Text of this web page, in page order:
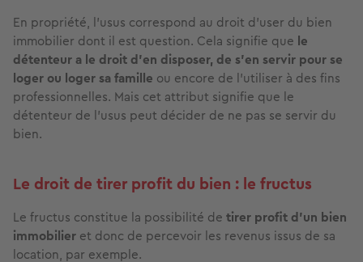
En propriété, l’usus correspond au droit d’user du bien
immobilier dont il est question. Cela signifie que le
détenteur a le droit d’en disposer, de s’en servir pour se
loger ou loger sa famille ou encore de l’utiliser à des fins
professionnelles. Mais cet attribut signifie que le
détenteur de l'usus peut décider de ne pas se servir du
bien.
Le droit de tirer profit du bien : le fructus
Le fructus constitue la possibilité de tirer profit d’un bien
immobilier et donc de percevoir les revenus issus de sa
location, par exemple.